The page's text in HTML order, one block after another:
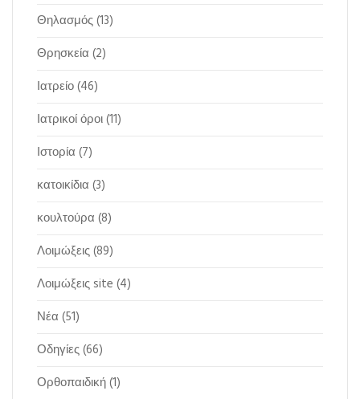
Θηλασμός(13)
Θρησκεία (2)
Ιατρείο(46)
Ιατρικοί όροι(11)
Ιστορία (7)
κατοικίδια (3)
κουλτούρα (8)
Λοιμώξεις(89)
Λοιμώξεις site (4)
Νέα (51)
Οδηγίες(66)
Ορθοπαιδική(1)